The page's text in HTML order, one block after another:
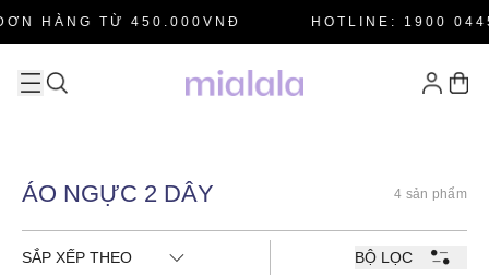
HÀNG TỪ 450.000VNĐ HOTLINE: 1900
ÁO NGỰC 2 DÂY 4 sản phẩm
SẮP XẾP THEO BỘ LỌC